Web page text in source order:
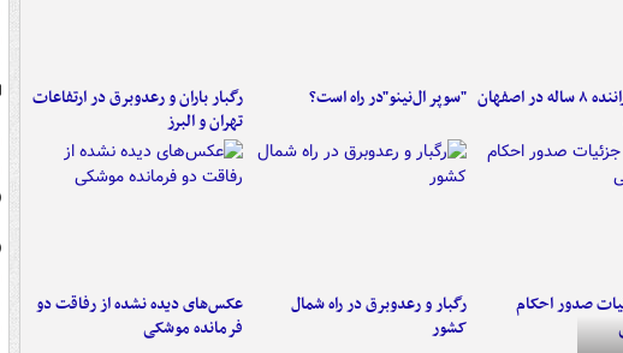
کامیون با راننده ۸ ساله در اصفهان "سوپر ال‌نینو"در راه است؟
رگبار باران و رعدوبرق در ارتفاعات
تهران و البرز
صدور احکام
رگبار و رعدوبرق در راه شمال
کشور
عکس‌های دیده نشده از رفاقت دو
فرمانده‌ موشکی